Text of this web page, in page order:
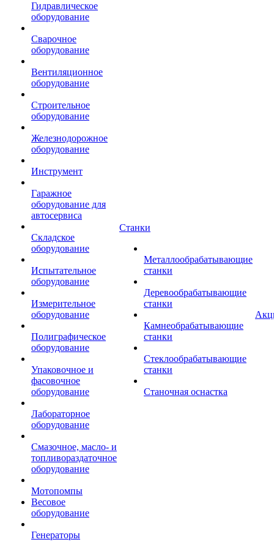
Гидравлическое
оборудование
Сварочное
оборудование
Вентиляционное
оборудование
Строительное
оборудование
Железнодорожное
оборудование
Инструмент
Гаражное
оборудование для
автосервиса
Складское
оборудование
Испытательное
оборудование
Измерительное
оборудование
Полиграфическое
оборудование
Упаковочное и
фасовочное
оборудование
Лабораторное
оборудование
Смазочное, масло- и
топливораздаточное
оборудование
Мотопомпы
Весовое
оборудование
Генераторы
Станки
Металлообрабатывающие
станки
Деревообрабатывающие
станки
Камнеобрабатывающие
станки
Стеклообрабатывающие
станки
Станочная оснастка